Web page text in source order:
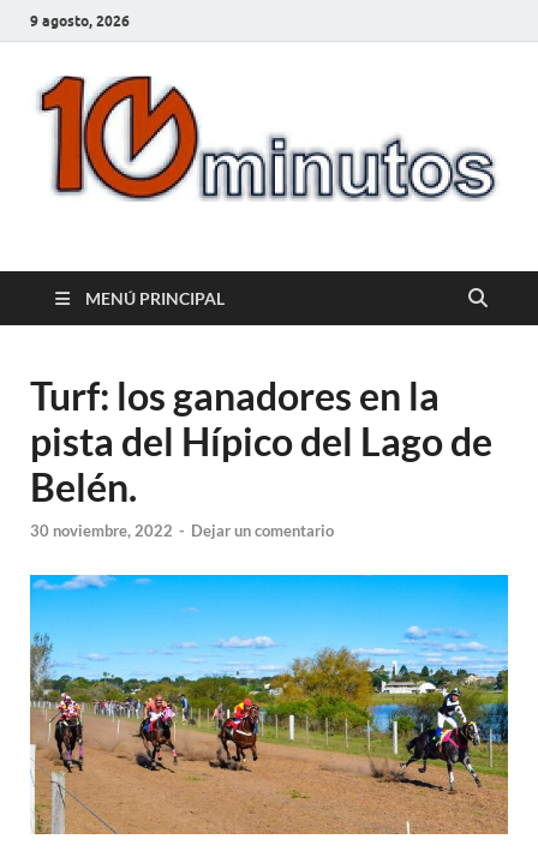
9 agosto, 2026
10minutos.com.uy
MENÚ PRINCIPAL
Turf: los ganadores en la
pista del Hípico del Lago de
Belén.
30 noviembre, 2022 - Dejar un comentario